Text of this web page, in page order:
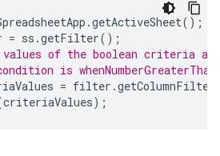
.getActiveSheet();
= ss .getFilter();
of the boolean criteria
is
= filter .
criteriaValues);